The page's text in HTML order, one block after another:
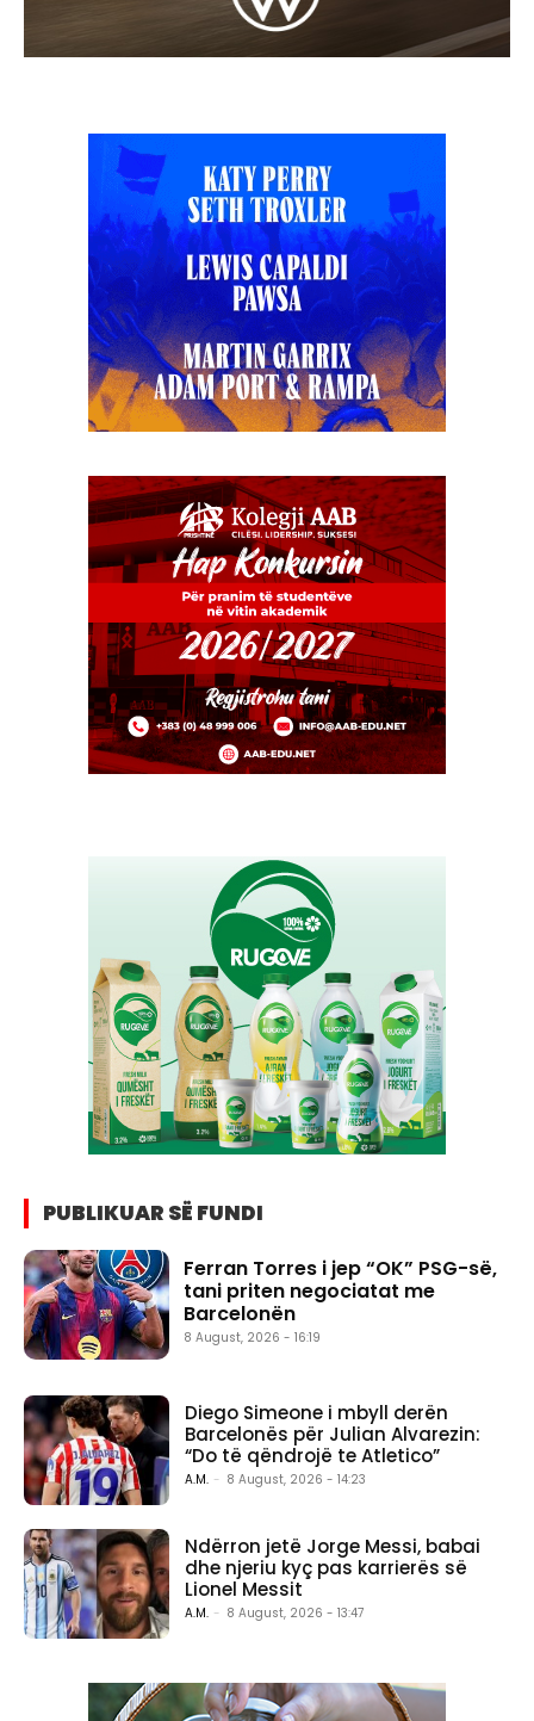
PUBLIKUAR SË FUNDI
Ferran Torres i jep “OK” PSG-së,
tani priten negociatat me
Barcelonën
8 August, 2026 - 16:19
Diego Simeone i mbyll derën
Barcelonës për Julian Alvarezin:
“Do të qëndrojë te Atletico”
A.M. - 8 August, 2026 - 14:23
Ndërron jetë Jorge Messi, babai
dhe njeriu kyç pas karrierës së
Lionel Messit
A.M. - 8 August, 2026 - 13:47